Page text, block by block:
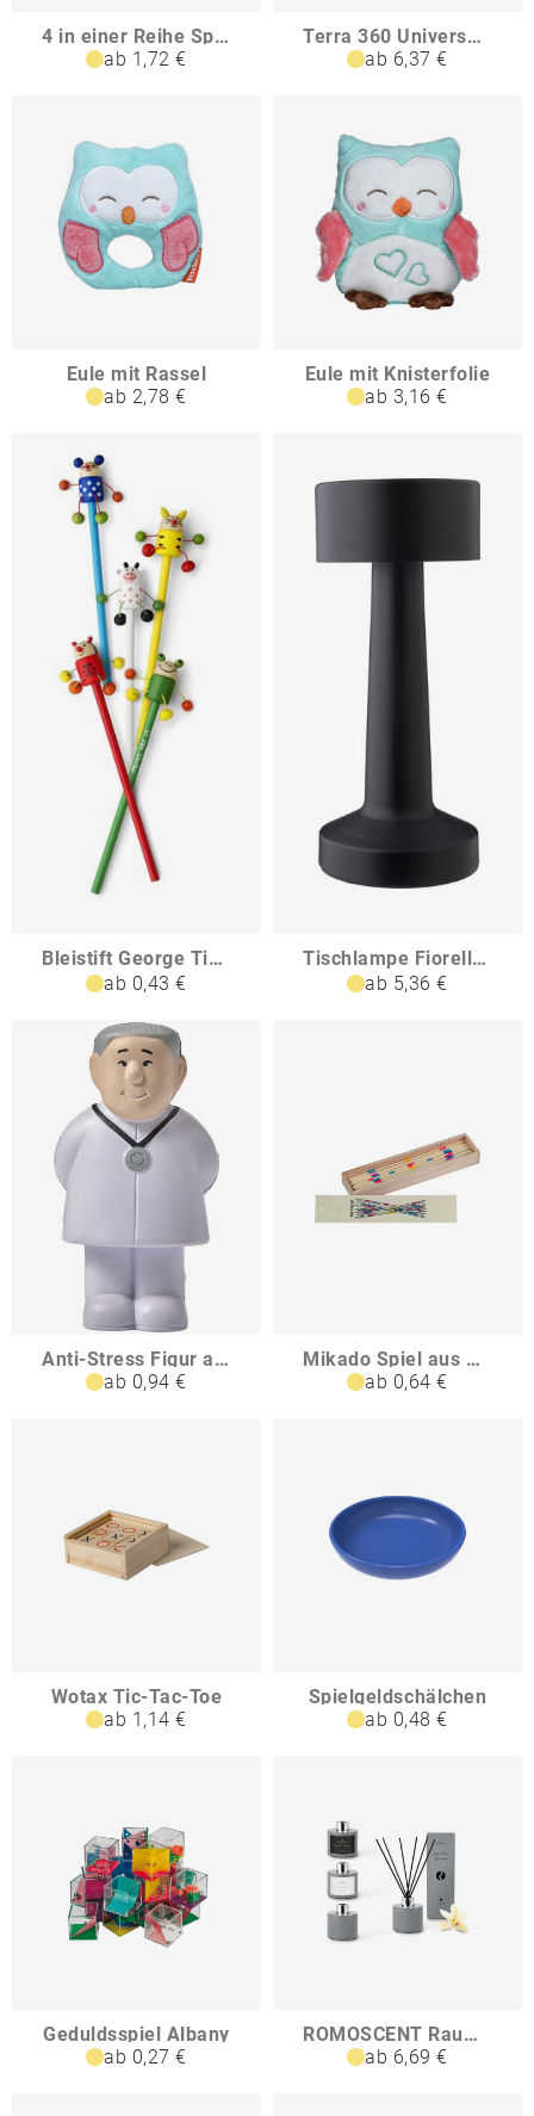
4 in einer Reihe Spiel TIMO
ab 1,72 €
Terra 360 Universal-Handyhalter aus RCS rec Kunststoff
ab 6,37 €
Eule mit Rassel
ab 2,78 €
Eule mit Knisterfolie
ab 3,16 €
Bleistift George Tiermotiv
ab 0,43 €
Tischlampe Fiorella Drei Lichtmodi
ab 5,36 €
Anti-Stress Figur aus PU-Schaum Lily
ab 0,94 €
Mikado Spiel aus Holz MAE
ab 0,64 €
Wotax Tic-Tac-Toe
ab 1,14 €
Spielgeldschälchen
ab 0,48 €
Geduldsspiel Albany
ab 0,27 €
ROMOSCENT Raumduft Vanilla Dream
ab 6,69 €